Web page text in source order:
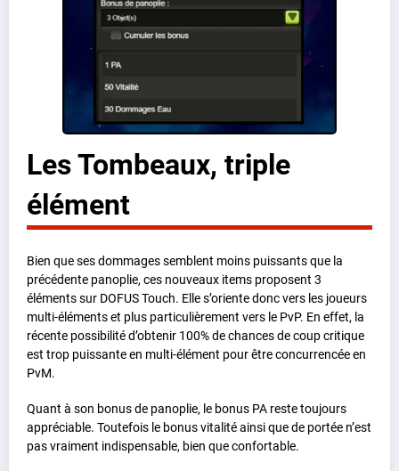
Les Tombeaux, triple
élément
Bien que ses dommages semblent moins puissants que la
précédente panoplie, ces nouveaux items proposent 3
éléments sur DOFUS Touch. Elle s’oriente donc vers les joueurs
multi-éléments et plus particulièrement vers le PvP. En effet, la
récente possibilité d’obtenir 100% de chances de coup critique
est trop puissante en multi-élément pour être concurrencée en
PvM.
Quant à son bonus de panoplie, le bonus PA reste toujours
appréciable. Toutefois le bonus vitalité ainsi que de portée n’est
pas vraiment indispensable, bien que confortable.